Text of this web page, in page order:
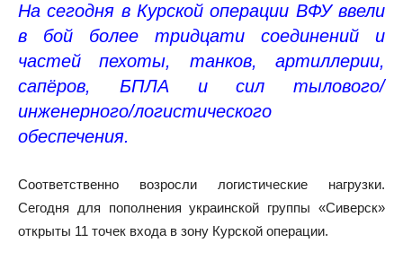
На сегодня в Курской операции ВФУ ввели
в бой более тридцати соединений и
частей пехоты, танков, артиллерии,
сапёров, БПЛА и сил тылового/
инженерного/логистического
обеспечения.
Соответственно возросли логистические нагрузки.
Сегодня для пополнения украинской группы «Сиверск»
открыты 11 точек входа в зону Курской операции.